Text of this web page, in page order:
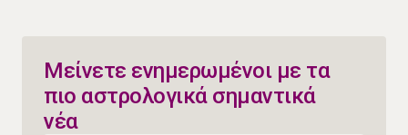
Μείνετε ενημερωμένοι με τα
πιο αστρολογικά σημαντικά
νέα